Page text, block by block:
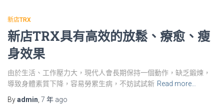
新店TRX
新店TRX具有高效的放鬆、療愈、瘦
身效果
由於生活、工作壓力大，現代人會長期保持一個動作，缺乏鍛煉，
導致身體素質下降，容易勞累生病，不妨試試新 Read more…
Byadmin 7 年 ago